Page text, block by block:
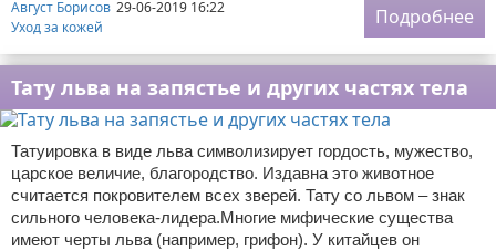
Август Борисов 29-06-2019 16:22
Уход за кожей
Подробнее
Тату льва на запястье и других частях тела
Татуировка в виде льва символизирует гордость, мужество,
царское величие, благородство. Издавна это животное
считается покровителем всех зверей. Тату со львом – знак
сильного человека-лидера.Многие мифические существа
имеют черты льва (например, грифон). У китайцев он